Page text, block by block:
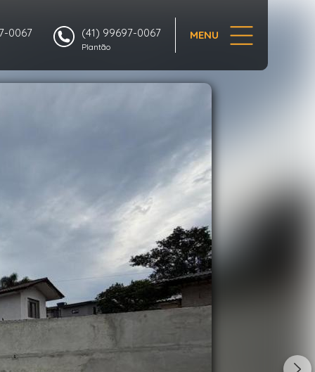
0067 (41) 99697-0067
Plantão
MENU